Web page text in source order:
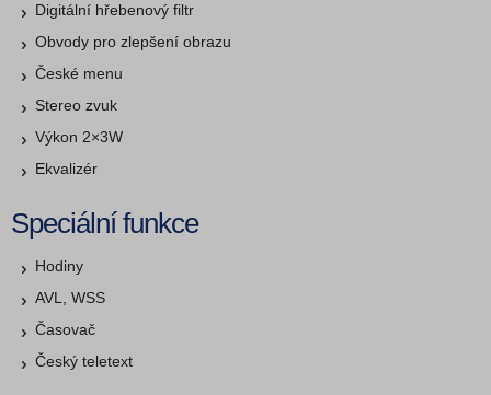
Digitální hřebenový filtr
Obvody pro zlepšení obrazu
České menu
Stereo zvuk
Výkon 2×3W
Ekvalizér
Speciální funkce
Hodiny
AVL, WSS
Časovač
Český teletext